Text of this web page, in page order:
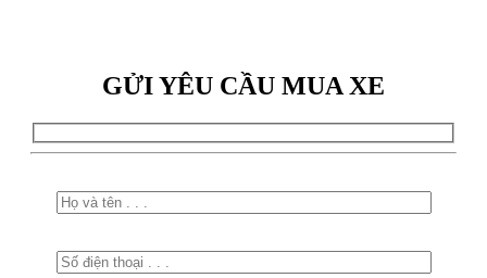
GỬI YÊU CẦU MUA XE